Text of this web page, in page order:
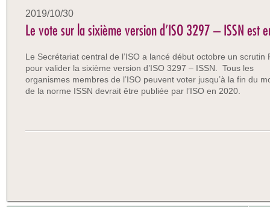
2019/10/30
Le vote sur la sixième version d’ISO 3297 – ISSN est
Le Secrétariat central de l’ISO a lancé début octobre un scrutin
pour valider la sixième version d’ISO 3297 – ISSN. Tous les
organismes membres de l’ISO peuvent voter jusqu’à la fin du
de la norme ISSN devrait être publiée par l’ISO en 2020.